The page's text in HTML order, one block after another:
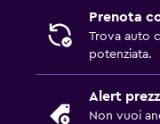
Prenota
Trova auto
potenziata.
Alert
Non vuoi